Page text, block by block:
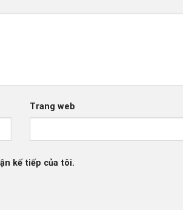
Trang web
kế tiếp của tôi.